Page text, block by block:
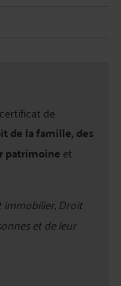
de
de la famille, des
patrimoineet
immobilier, Droit
et de leur